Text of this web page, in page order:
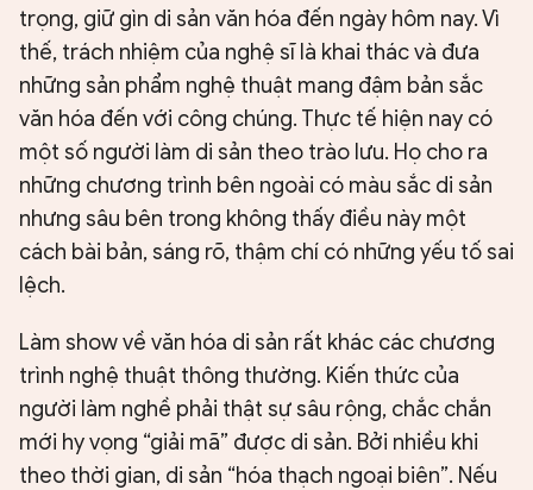
trọng, giữ gìn di sản văn hóa đến ngày hôm nay. Vì
thế, trách nhiệm của nghệ sĩ là khai thác và đưa
những sản phẩm nghệ thuật mang đậm bản sắc
văn hóa đến với công chúng. Thực tế hiện nay có
một số người làm di sản theo trào lưu. Họ cho ra
những chương trình bên ngoài có màu sắc di sản
nhưng sâu bên trong không thấy điều này một
cách bài bản, sáng rõ, thậm chí có những yếu tố sai
lệch.
Làm show về văn hóa di sản rất khác các chương
trình nghệ thuật thông thường. Kiến thức của
người làm nghề phải thật sự sâu rộng, chắc chắn
mới hy vọng “giải mã” được di sản. Bởi nhiều khi
theo thời gian, di sản “hóa thạch ngoại biên”. Nếu